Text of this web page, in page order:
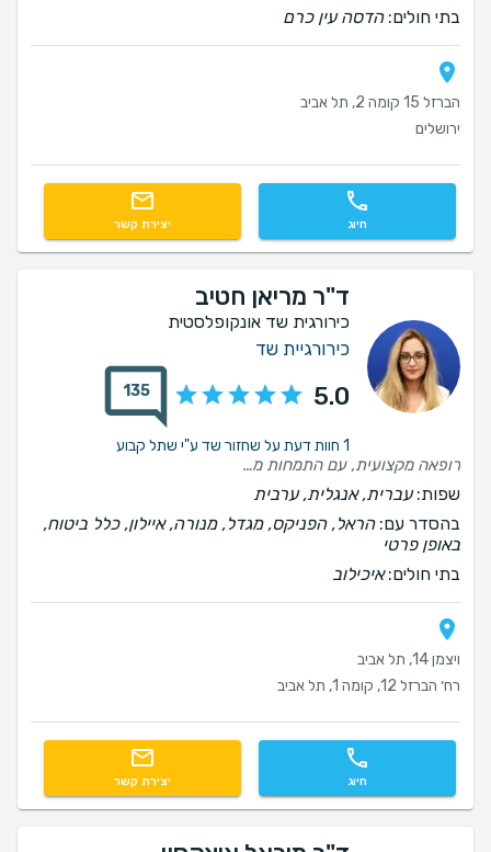
בתי חולים:הדסה עין כרם
הברזל 15 קומה 2, תל אביב
ירושלים
חיוג יצירת קשר
ד"ר מריאן חטיב
כירורגית שד אונקופלסטית
כירורגיית שד
5.0
135
1 חוות דעת על שחזור שד ע"י שתל קבוע
רופאה מקצועית, עם התמחות מיוחדת וחשובה ביותר, עניינית, אנושית. משרה ביטחון במקצועיות שלה, ונותנת הרגשה שניתן לסמוך עליה. לפני למעלה מחצי שנה יצאתי מניתוח מורכב מאד מרוצה ואני מברכת אותה על כך יום יום.
שפות:עברית, אנגלית, ערבית
בהסדר עם:הראל, הפניקס, מגדל, מנורה, איילון, כלל ביטוח,
באופן פרטי
בתי חולים:איכילוב
ויצמן 14, תל אביב
רח׳ הברזל 12, קומה 1, תל אביב
חיוג יצירת קשר